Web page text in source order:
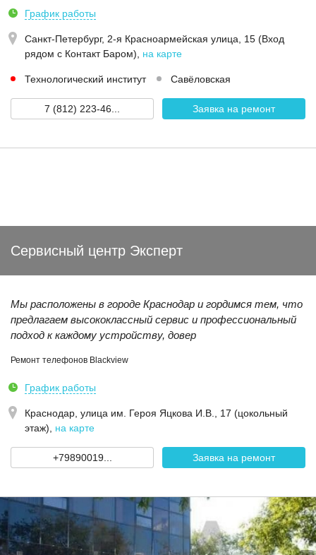
График работы
Санкт-Петербург, 2-я Красноармейская улица, 15 (Вход
рядом с Контакт Баром)
на карте
Технологический институт Савёловская
7 (812) 223-46... Заявка на ремонт
Сервисный центр Эксперт
Мы расположены в городе Краснодар и гордимся тем, что
предлагаем высококлассный сервис и профессиональный
подход к каждому устройству, довер
Ремонт телефонов Blackview
График работы
Краснодар, улица им. Героя Яцкова И.В., 17 (цокольный
этаж)
на карте
+79890019... Заявка на ремонт